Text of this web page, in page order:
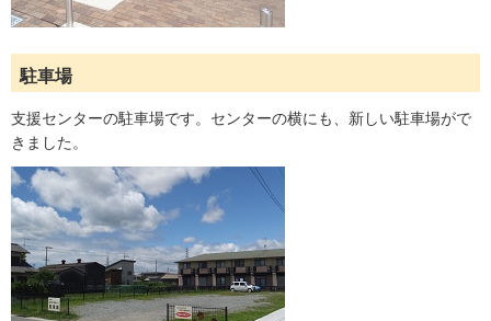
駐車場
支援センターの駐車場です。センターの横にも、新しい駐車場がで
きました。